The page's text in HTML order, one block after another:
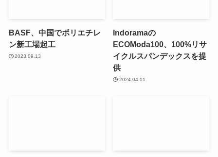
BASF、中国でポリエチレ
ン新工場起工
2023.09.13
Indoramaの
ECOModa100、100%リサ
イクルスパンデックスを提
供
2024.04.01